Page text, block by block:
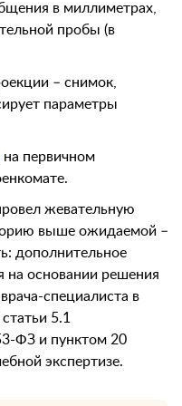
в миллиметрах,
пробы (в
– снимок,
параметры
на первичном
жевательную
выше ожидаемой –
дополнительное
на основании решения
специалиста в
5.1
ФЗ и пунктом 20
экспертизе.